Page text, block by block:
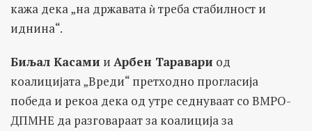
кажа дека „на државата ѝ треба стабилност и
иднина“.
Биљал Касами и Арбен Таравари од
коалицијата „Вреди“ претходно прогласија
победа и рекоа дека од утре седнуваат со ВМРО-
ДПМНЕ да разговараат за коалиција за